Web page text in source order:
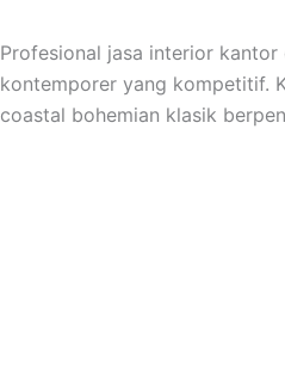
Profesional jasa interior
kontemporer yang kompetitif.
coastal bohemian klasik